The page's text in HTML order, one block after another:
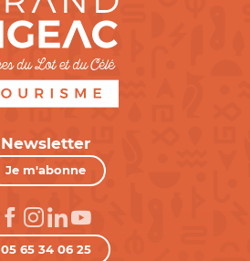
Newsletter
Je m'abonne
05 65 34 06 25